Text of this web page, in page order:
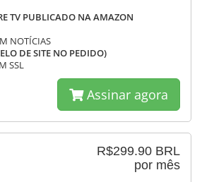
TV PUBLICADO NA AMAZON
NOTÍCIAS
DE SITE NO PEDIDO)
SSL
Assinar agora
R$299.90 BRL
por mês